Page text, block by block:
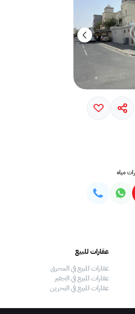
عقارات للبيع
عقارات للبيع في المحرق
عقارات للبيع في الجفير
عقارات للبيع في البحرين